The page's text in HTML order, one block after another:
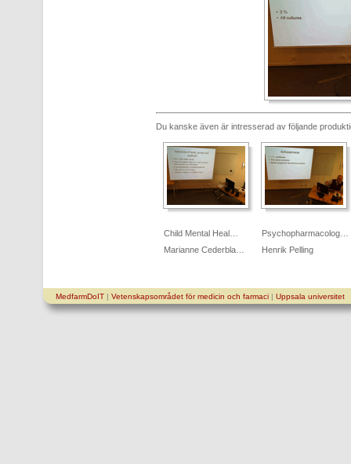
Du kanske även är intresserad av följande
Child Mental Heal…
Marianne Cederbla…
Psychopharmacolog…
Henrik Pelling
MedfarmDoIT| Vetenskapsområdet för medicin och farmaci| Uppsala universitet